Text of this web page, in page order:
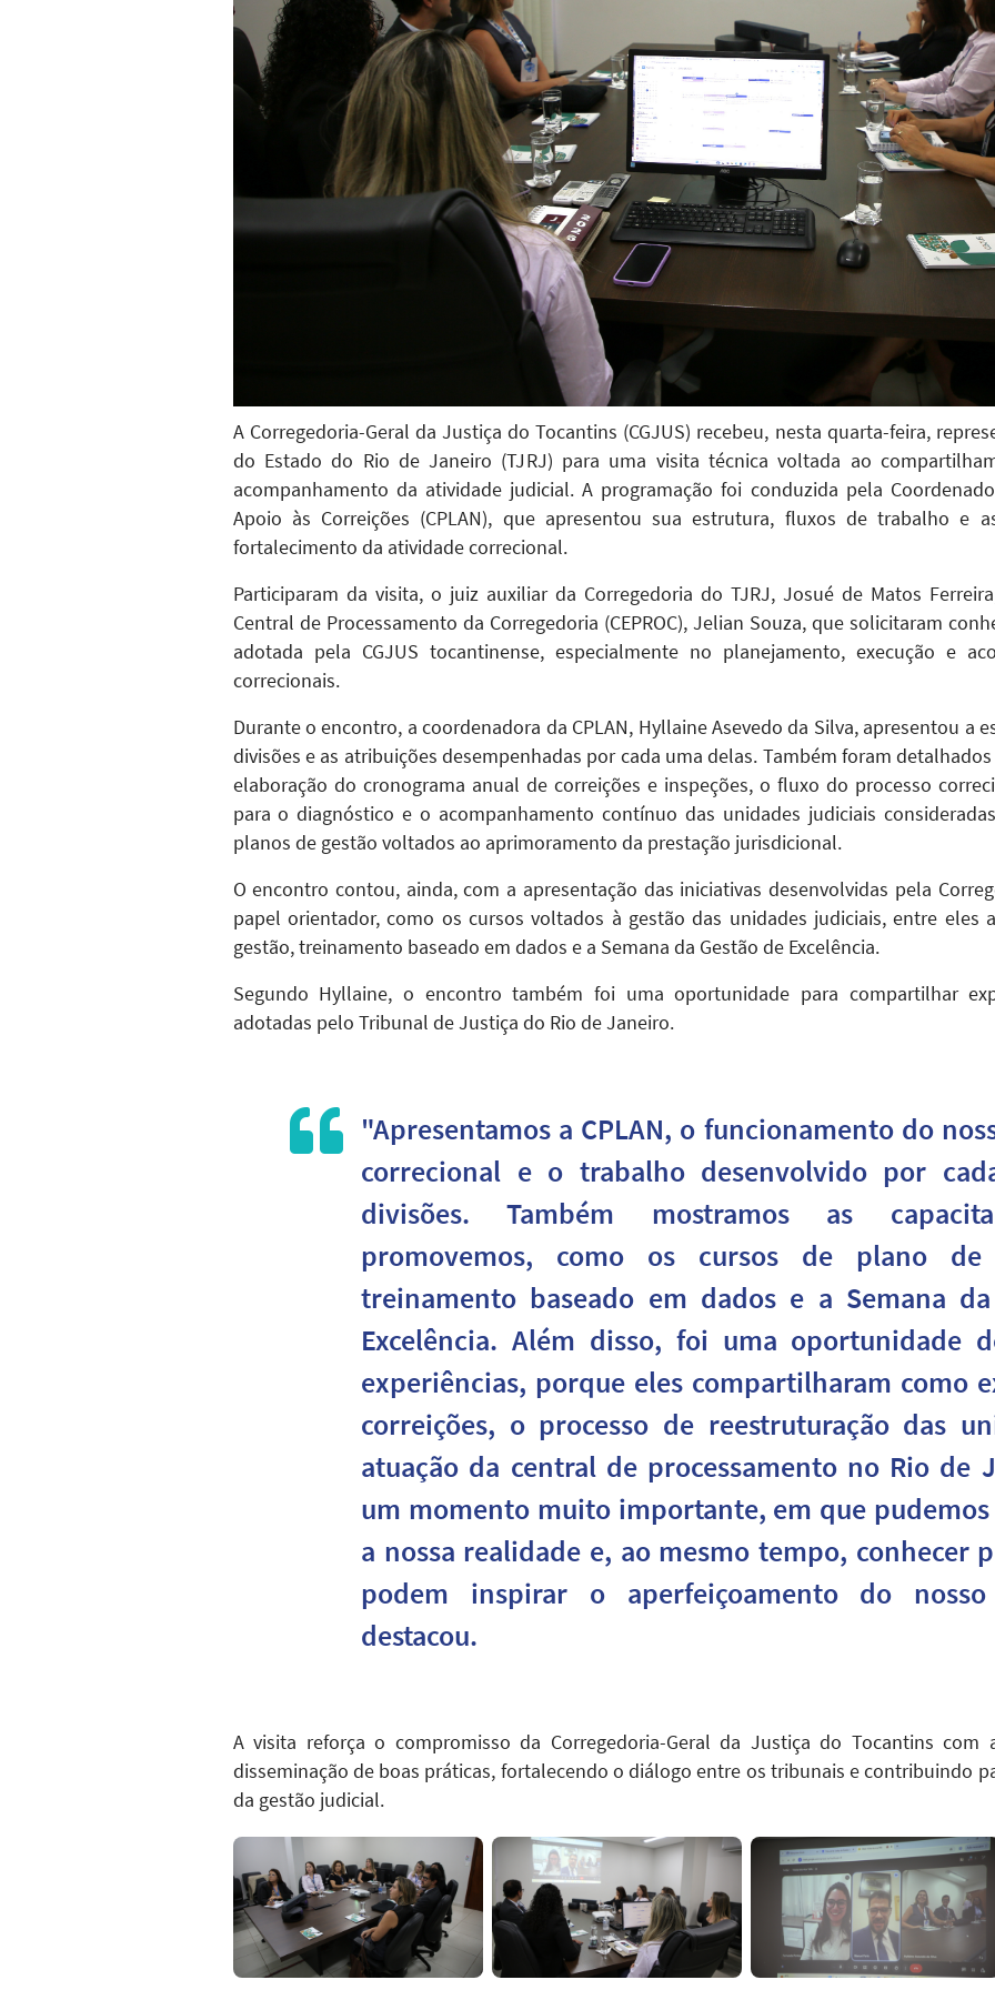
A Corregedoria-Geral da Justiça do Tocantins (CGJUS) recebeu, nesta quarta-feira,
do Estado do Rio de Janeiro (TJRJ) para uma visita técnica voltada ao
acompanhamento da atividade judicial. A programação foi conduzida pela
Apoio às Correições (CPLAN), que apresentou sua estrutura, fluxos de trabalho e
fortalecimento da atividade correcional.
Participaram da visita, o juiz auxiliar da Corregedoria do TJRJ, Josué de Matos
Central de Processamento da Corregedoria (CEPROC), Jelian Souza, que solicitaram
adotada pela CGJUS tocantinense, especialmente no planejamento, execução e
correcionais.
Durante o encontro, a coordenadora da CPLAN, Hyllaine Asevedo da Silva, apresentou a
divisões e as atribuições desempenhadas por cada uma delas. Também foram
elaboração do cronograma anual de correições e inspeções, o fluxo do processo
para o diagnóstico e o acompanhamento contínuo das unidades judiciais
planos de gestão voltados ao aprimoramento da prestação jurisdicional.
O encontro contou, ainda, com a apresentação das iniciativas desenvolvidas pela
papel orientador, como os cursos voltados à gestão das unidades judiciais, entre eles
gestão, treinamento baseado em dados e a Semana da Gestão de Excelência.
Segundo Hyllaine, o encontro também foi uma oportunidade para compartilhar
adotadas pelo Tribunal de Justiça do Rio de Janeiro.
"Apresentamos a CPLAN, o funcionamento do
correcional e o trabalho desenvolvido por
divisões. Também mostramos as
promovemos, como os cursos de plano
treinamento baseado em dados e a Semana
Excelência. Além disso, foi uma oportunidade
experiências, porque eles compartilharam como
correições, o processo de reestruturação das
atuação da central de processamento no Rio de
um momento muito importante, em que
a nossa realidade e, ao mesmo tempo, conhecer
podem inspirar o aperfeiçoamento do
destacou.
A visita reforça o compromisso da Corregedoria-Geral da Justiça do Tocantins
disseminação de boas práticas, fortalecendo o diálogo entre os tribunais e contribuindo
da gestão judicial.